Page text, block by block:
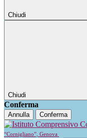
Chiudi
Chiudi
Conferma
Annulla Conferma
“Cornigliano”, Genova